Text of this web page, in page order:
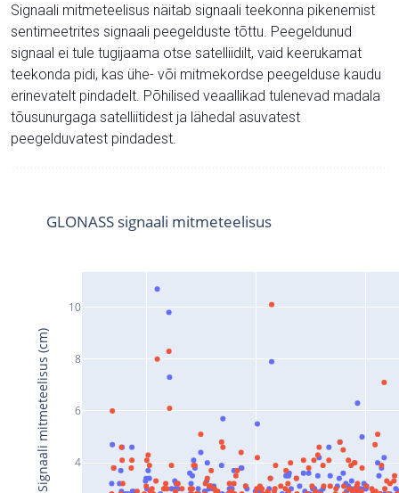
Signaali mitmeteelisus näitab signaali teekonna pikenemist
sentimeetrites signaali peegelduste tõttu. Peegeldunud
signaal ei tule tugijaama otse satelliidilt, vaid keerukamat
teekonda pidi, kas ühe- või mitmekordse peegelduse kaudu
erinevatelt pindadelt. Põhilised veaallikad tulenevad madala
tõusunurgaga satelliitidest ja lähedal asuvatest
peegelduvatest pindadest.
4
6
8
10
GLONASS signaali mitmeteelisus
Signaali mitmeteelisus (cm)